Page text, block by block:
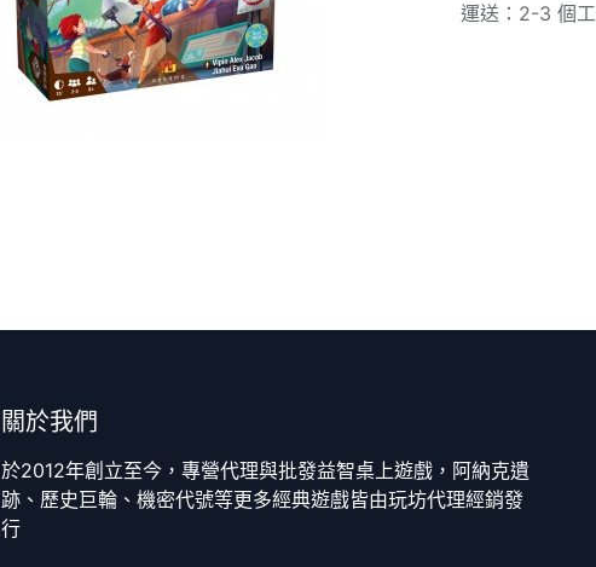
運送：2-3 個工
關於我們
於2012年創立至今，專營代理與批發益智桌上遊戲，阿納克遺
跡、歷史巨輪、機密代號等更多經典遊戲皆由玩坊代理經銷發
行